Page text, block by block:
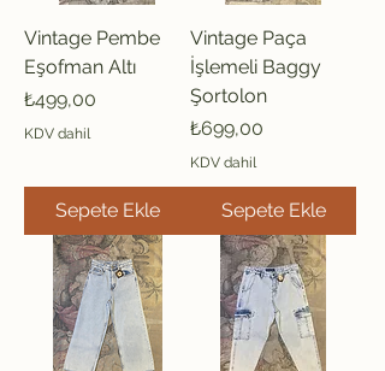
Vintage Pembe
Eşofman Altı
Fiyat
₺499,00
KDV dahil
Sepete Ekle
Vintage Paça
İşlemeli Baggy
Şortolon
Fiyat
₺699,00
KDV dahil
Sepete Ekle